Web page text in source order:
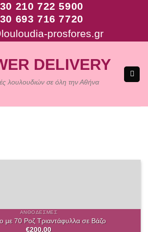
210 722 5900
693 716 7720
prosfores.gr
DELIVERY
λουλουδιών σε όλη την Αθήνα
ΑΝΘΟΔΈΣΜΕΣ
με 70 Ροζ Τριαντάφυλλα σε Βάζο
€200.00